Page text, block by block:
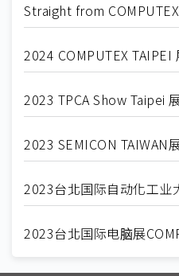
Straight from
2024 COMPUTEX TAIPEI
2023 TPCA Show Taipei
2023 SEMICON TAIWAN
2023台北国际自动化工业
2023台北国际电脑展